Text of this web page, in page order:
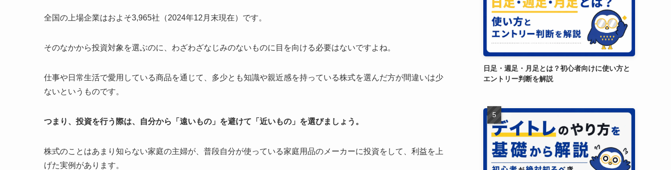
全国の上場企業はおよそ3,965社（2024年12月末現在）です。
そのなかから投資対象を選ぶのに、わざわざなじみのないものに目を向ける必要はないですよね。
仕事や日常生活で愛用している商品を通じて、多少とも知識や親近感を持っている株式を選んだ方が間違いは少
ないというものです。
つまり、投資を行う際は、自分から「遠いもの」を避けて「近いもの」を選びましょう。
株式のことはあまり知らない家庭の主婦が、普段自分が使っている家庭用品のメーカーに投資をして、利益を上
げた実例があります。
日足・週足・月足とは？初心者向けに使い方と
エントリー判断を解説